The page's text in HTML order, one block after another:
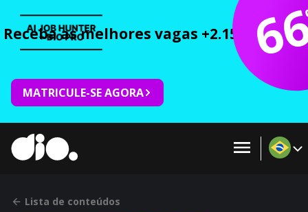
Receba as melhores vagas +2.150 cursos
MATRICULE-SE AGORA
Lista de conteúdos